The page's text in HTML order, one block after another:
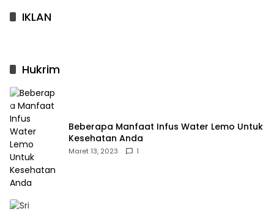
IKLAN
Hukrim
Beberapa Manfaat Infus Water Lemo Untuk
Kesehatan Anda
Maret 13, 2023 1